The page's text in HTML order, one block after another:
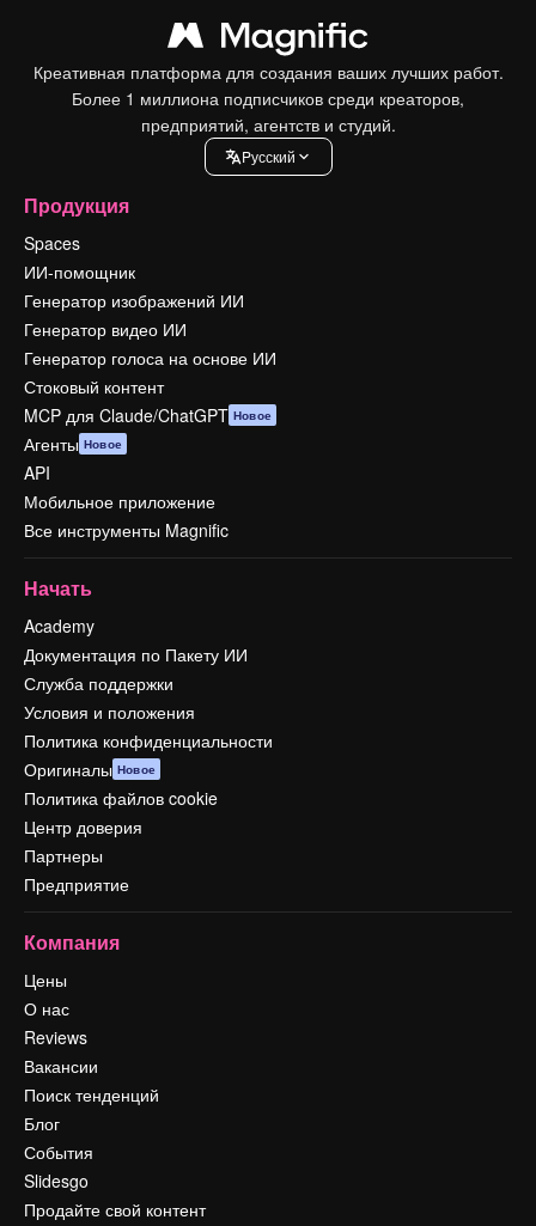
Креативная платформа для создания ваших лучших работ.
Более 1 миллиона подписчиков среди креаторов,
предприятий, агентств и студий.
Pусский
Продукция
Spaces
ИИ-помощник
Генератор изображений ИИ
Генератор видео ИИ
Генератор голоса на основе ИИ
Стоковый контент
MCP для Claude/ChatGPT Новое
Агенты Новое
API
Мобильное приложение
Все инструменты Magnific
Начать
Academy
Документация по Пакету ИИ
Служба поддержки
Условия и положения
Политика конфиденциальности
Оригиналы Новое
Политика файлов cookie
Центр доверия
Партнеры
Предприятие
Компания
Цены
О нас
Reviews
Вакансии
Поиск тенденций
Блог
События
Slidesgo
Продайте свой контент